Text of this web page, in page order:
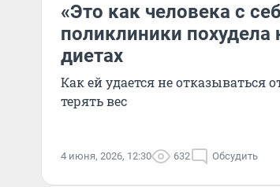
«Это как человека с
поликлиники похудела
диетах
Как ей удается не отказываться
терять вес
4 июня, 2026, 12:30 632 Обсудить